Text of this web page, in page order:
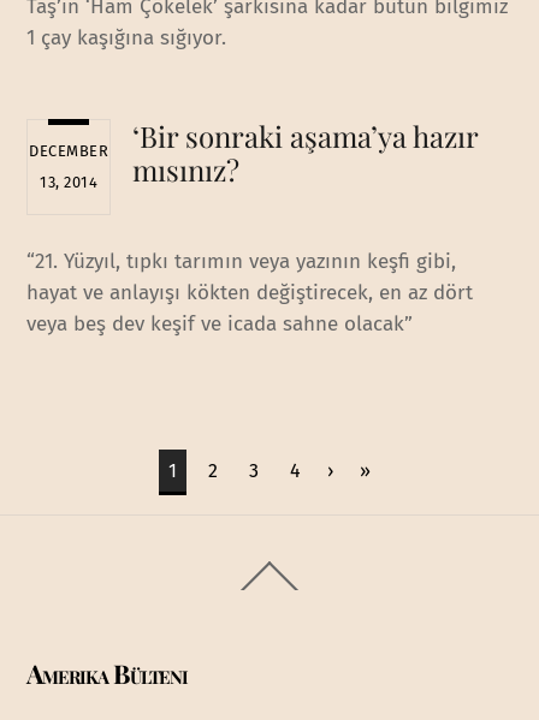
Taş’ın ‘Ham Çökelek’ şarkısına kadar bütün bilgimiz
1 çay kaşığına sığıyor.
DECEMBER
13, 2014
‘Bir sonraki aşama’ya hazır
mısınız?
“21. Yüzyıl, tıpkı tarımın veya yazının keşfi gibi,
hayat ve anlayışı kökten değiştirecek, en az dört
veya beş dev keşif ve icada sahne olacak”
1 2 3 4 › »
To
Amerika Bülteni